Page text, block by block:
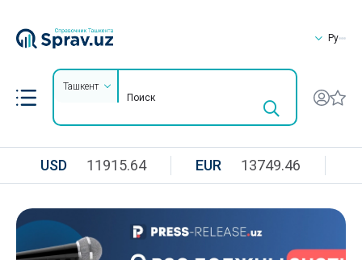
Ру
Ташкент
USD 11915.64 EUR 13749.46